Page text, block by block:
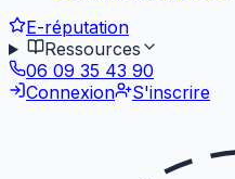
E-réputation
Ressources
06 09 35 43 90
Connexion
S'inscrire